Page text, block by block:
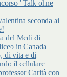
"Talk ohne
seconda ai
del Medi di
in Canada
di vita e di
il cellulare
Carità con